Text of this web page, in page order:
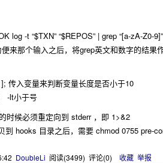
log -t “$TXN” “$REPOS” | grep “[a-zA-Z0-
来那个输入之后，将grep英文和数字的结果
传入变量来判断变量长度是否小于10
-lt小于号
时候必须重定向到 stderr ，即 1>&2
到 hooks 目录之后，需要 chmod 0755 pre-
DoubleLi 阅读(3499) 评论(0) 收藏 举报